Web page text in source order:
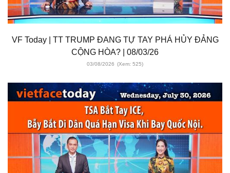
VF Today | TT TRUMP ĐANG TỰ TAY PHÁ HỦY ĐẢNG
CỘNG HÒA? | 08/03/26
03/08/2026 (Xem: 525)